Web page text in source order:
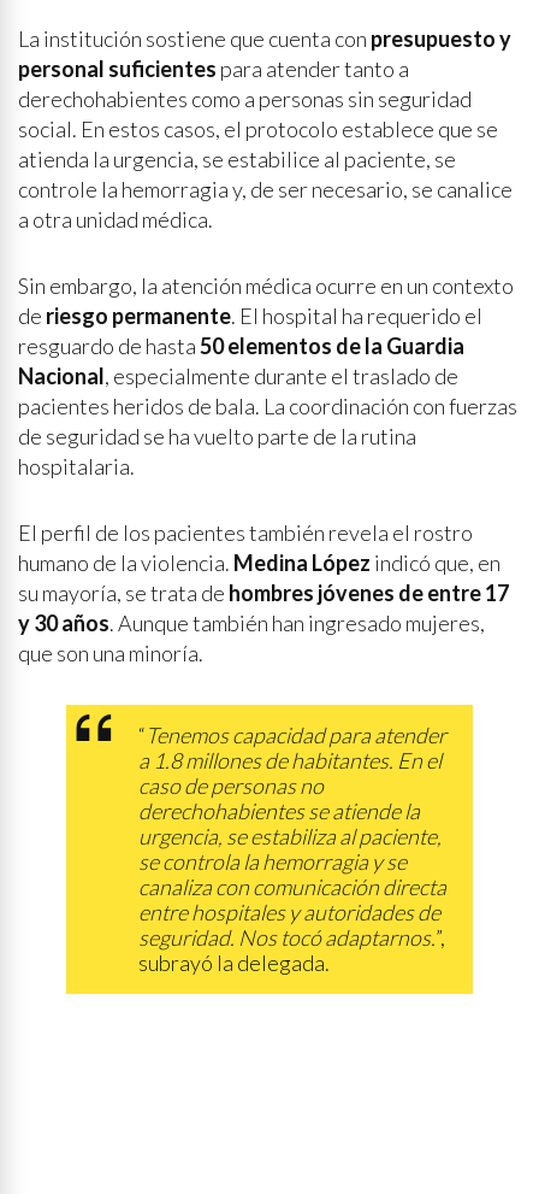
La institución sostiene que cuenta con presupuesto y
personal suficientes para atender tanto a
derechohabientes como a personas sin seguridad
social. En estos casos, el protocolo establece que se
atienda la urgencia, se estabilice al paciente, se
controle la hemorragia y, de ser necesario, se canalice
a otra unidad médica.
Sin embargo, la atención médica ocurre en un contexto
de riesgo permanente. El hospital ha requerido el
resguardo de hasta50 elementos de la Guardia
Nacional, especialmente durante el traslado de
pacientes heridos de bala. La coordinación con fuerzas
de seguridad se ha vuelto parte de la rutina
hospitalaria.
El perfil de los pacientes también revela el rostro
humano de la violencia. Medina López indicó que, en
su mayoría, se trata de hombres jóvenes de entre 17
y 30 años. Aunque también han ingresado mujeres,
que son una minoría.
“Tenemos capacidad para atender
a 1.8 millones de habitantes. En el
caso de personas no
derechohabientes se atiende la
urgencia, se estabiliza al paciente,
se controla la hemorragia y se
canaliza con comunicación directa
entre hospitales y autoridades de
seguridad. Nos tocó adaptarnos.”,
subrayó la delegada.